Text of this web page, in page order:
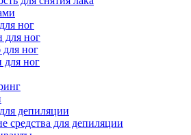
ног
для ног
ног
для ног
депиляции
средства для депиляции